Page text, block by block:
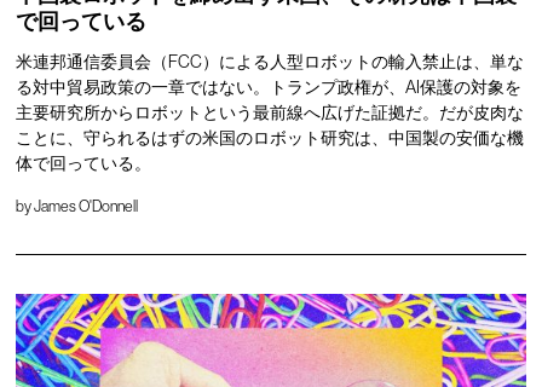
で回っている
米連邦通信委員会（FCC）による人型ロボットの輸入禁止は、単な
る対中貿易政策の一章ではない。トランプ政権が、AI保護の対象を
主要研究所からロボットという最前線へ広げた証拠だ。だが皮肉な
ことに、守られるはずの米国のロボット研究は、中国製の安価な機
体で回っている。
byJames O'Donnell